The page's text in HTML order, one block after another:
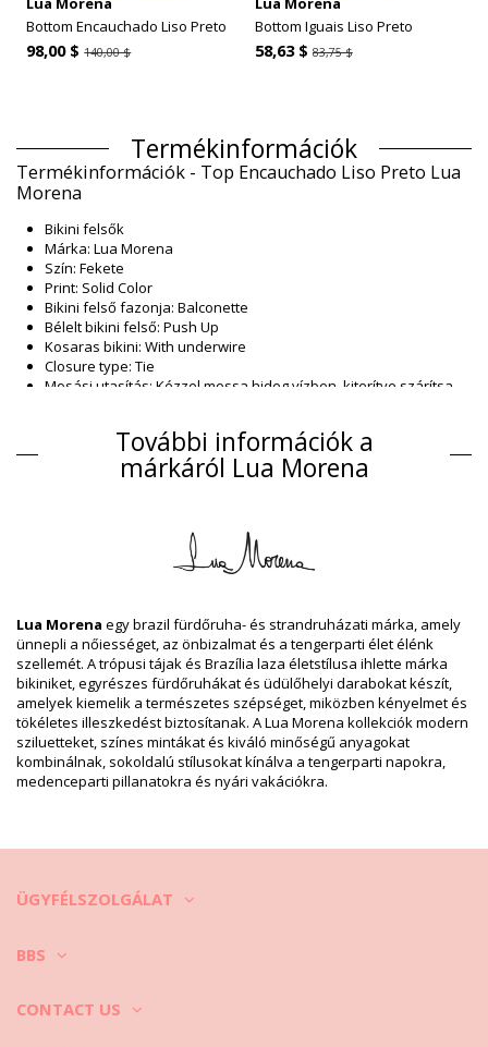
Bottom Encauchado Liso Preto
98,00 $140,00 $
Bottom Iguais Liso Preto
58,63 $ 83,75 $
Termékinformációk
Termékinformációk - Top Encauchado Liso Preto Lua
Morena
Bikini felsők
Márka: Lua Morena
Szín: Fekete
Print: Solid Color
Bikini felső fazonja: Balconette
Bélelt bikini felső: Push Up
Kosaras bikini: With underwire
Closure type: Tie
Mosási utasítás: Kézzel mossa hideg vízben, kiterítve szárítsa
Bikini felsők Fekete Lua Morena
Kompozíció
Lining: 88% Polyamide, 12% Elastane
Termék információ
Csomag tartalma: 1 x Bikini felsők (Egyéb felszereléseket nem
tartalmaz)
HS CODE: 6112.41.0010
SKU: 1981123289
EAN: XS (7899818621919), S (7899818621926), M (7899670732846),
L (7899670732853), XL (7899670732860), XXL (7899670732877)
Szállító hivatkozása: 13751002
Súly: 55g / 0.12lb / 1.94oz
Retusált képek
Preto
meg kell tanulnia annak helyes ápolását. A jó minőségű anyag
mint pl betonnal (pl. medence széle) vagy fával (szilánkok)
További információk a
márkáról Lua Morena
Lua Morena egy brazil fürdőruha- és strandruházati márka, amely
ünnepli a nőiességet, az önbizalmat és a tengerparti élet élénk
szellemét. A trópusi tájak és Brazília laza életstílusa ihlette márka
bikiniket, egyrészes fürdőruhákat és üdülőhelyi darabokat készít,
amelyek kiemelik a természetes szépséget, miközben kényelmet és
tökéletes illeszkedést biztosítanak. A Lua Morena kollekciók modern
sziluetteket, színes mintákat és kiváló minőségű anyagokat
kombinálnak, sokoldalú stílusokat kínálva a tengerparti napokra,
medenceparti pillanatokra és nyári vakációkra.
ÜGYFÉLSZOLGÁLAT
BBS
CONTACT US